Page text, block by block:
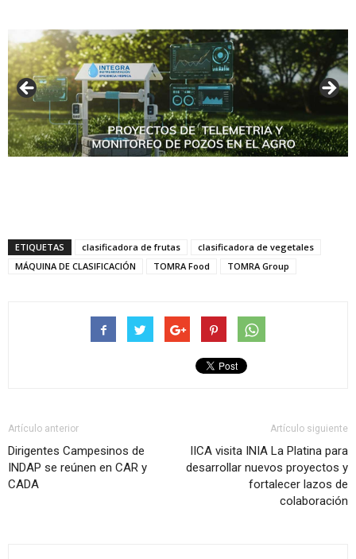
ETIQUETAS clasificadora de frutas
clasificadora de vegetales
MÁQUINA DE CLASIFICACIÓN
TOMRA Food TOMRA Group
Artículo anterior
Dirigentes Campesinos de
INDAP se reúnen en CAR y
CADA
Artículo siguiente
IICA visita INIA La Platina para
desarrollar nuevos proyectos y
fortalecer lazos de
colaboración